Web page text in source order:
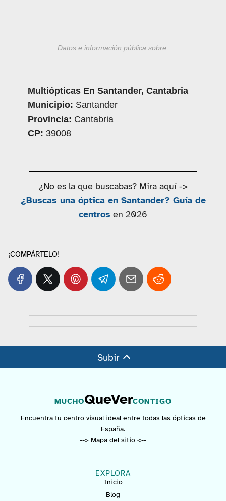
Datos e información pública sobre:
Multiópticas En Santander, Cantabria
Municipio: Santander
Provincia: Cantabria
CP: 39008
¿No es la que buscabas? Mira aquí ->
¿Buscas una óptica en Santander? Guía de
centros en 2026
¡COMPÁRTELO!
Subir
MUCHOQueVerCONTIGO
Encuentra tu centro visual ideal entre todas las ópticas de
España.
--> Mapa del sitio <--
EXPLORA
Inicio
Blog